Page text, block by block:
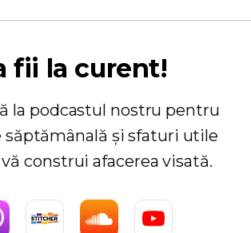
fii la curent!
la podcastul nostru pentru
și sfaturi utile
construi afacerea visată.